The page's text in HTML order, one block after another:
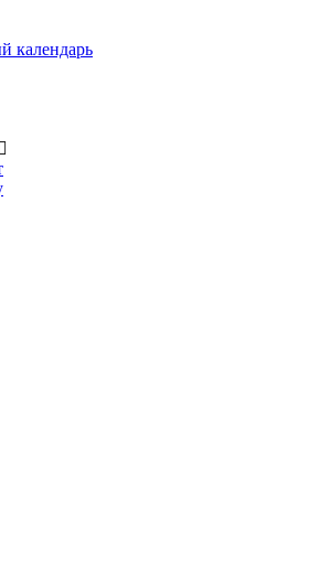
календарь